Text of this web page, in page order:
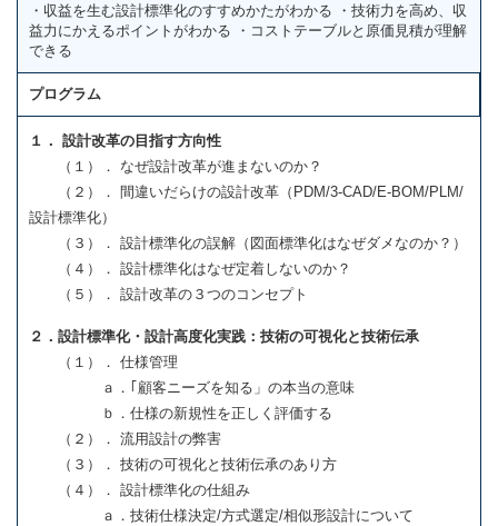
・収益を生む設計標準化のすすめかたがわかる ・技術力を高め、収
益力にかえるポイントがわかる ・コストテーブルと原価見積が理解
できる
プログラム
１． 設計改革の目指す方向性
（１）． なぜ設計改革が進まないのか？
（２）． 間違いだらけの設計改革（PDM/3-CAD/E-BOM/PLM/
設計標準化）
（３）． 設計標準化の誤解（図面標準化はなぜダメなのか？）
（４）． 設計標準化はなぜ定着しないのか？
（５）． 設計改革の３つのコンセプト
２．設計標準化・設計高度化実践：技術の可視化と技術伝承
（１）． 仕様管理
ａ．｢顧客ニーズを知る」の本当の意味
ｂ．仕様の新規性を正しく評価する
（２）． 流用設計の弊害
（３）． 技術の可視化と技術伝承のあり方
（４）． 設計標準化の仕組み
ａ．技術仕様決定/方式選定/相似形設計について